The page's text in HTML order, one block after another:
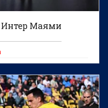
Интер Маями